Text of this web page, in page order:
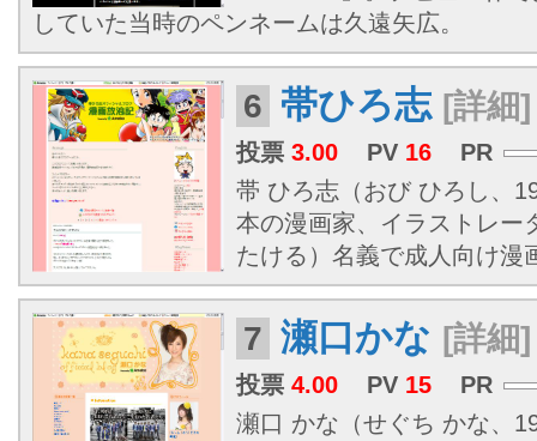
していた当時のペンネームは久遠矢広。
6 帯ひろ志 [詳細]
投票 3.00 PV 16
PR
帯 ひろ志（おび ひろし、
本の漫画家、イラストレー
たける）名義で成人向け漫
7 瀬口かな [詳細]
投票 4.00 PV 15
PR
瀬口 かな（せぐち かな、